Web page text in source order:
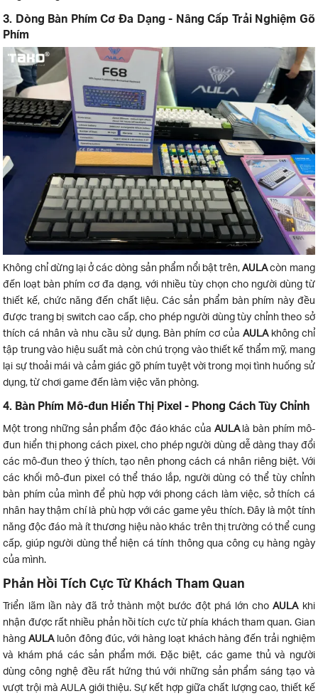
3. Dòng Bàn Phím Cơ Đa Dạng - Nâng Cấp Trải Nghiệm Gõ
Phím
Không chỉ dừng lại ở các dòng sản phẩm nổi bật trên,AULAcòn mang
đến loạt bàn phím cơ đa dạng, với nhiều tùy chọn cho người dùng từ
thiết kế, chức năng đến chất liệu. Các sản phẩm bàn phím này đều
được trang bị switch cao cấp, cho phép người dùng tùy chỉnh theo sở
thích cá nhân và nhu cầu sử dụng. Bàn phím cơ của AULAkhông chỉ
tập trung vào hiệu suất mà còn chú trọng vào thiết kế thẩm mỹ, mang
lại sự thoải mái và cảm giác gõ phím tuyệt vời trong mọi tình huống sử
dụng, từ chơi game đến làm việc văn phòng.
4. Bàn Phím Mô-đun Hiển Thị Pixel - Phong Cách Tùy Chỉnh
Một trong những sản phẩm độc đáo khác của AULAlà bàn phím mô-
đun hiển thị phong cách pixel, cho phép người dùng dễ dàng thay đổi
các mô-đun theo ý thích, tạo nên phong cách cá nhân riêng biệt. Với
các khối mô-đun pixel có thể tháo lắp, người dùng có thể tùy chỉnh
bàn phím của mình để phù hợp với phong cách làm việc, sở thích cá
nhân hay thậm chí là phù hợp với các game yêu thích. Đây là một tính
năng độc đáo mà ít thương hiệu nào khác trên thị trường có thể cung
cấp, giúp người dùng thể hiện cá tính thông qua công cụ hàng ngày
của mình.
Phản Hồi Tích Cực Từ Khách Tham Quan
Triển lãm lần này đã trở thành một bước đột phá lớn choAULAkhi
nhận được rất nhiều phản hồi tích cực từ phía khách tham quan. Gian
hàngAULAluôn đông đúc, với hàng loạt khách hàng đến trải nghiệm
và khám phá các sản phẩm mới. Đặc biệt, các game thủ và người
dùng công nghệ đều rất hứng thú với những sản phẩm sáng tạo và
vượt trội mà AULA giới thiệu. Sự kết hợp giữa chất lượng cao, thiết kế